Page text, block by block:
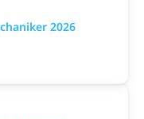
2026